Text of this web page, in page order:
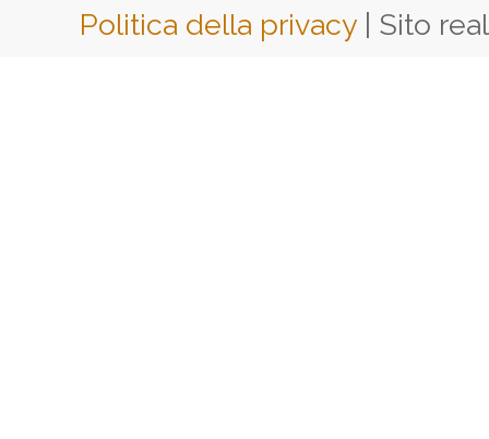
Politica della privacy | Sito